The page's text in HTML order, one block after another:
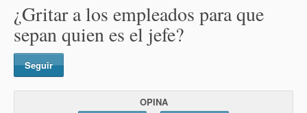
¿Gritar a los empleados para que
sepan quien es el jefe?
Seguir
OPINA